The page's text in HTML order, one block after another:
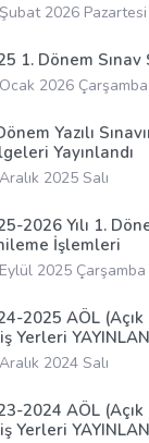
2026 Pazartesi
1. Dönem Sınav
2026 Çarşamba
Yazılı
Yayınlandı
2025 Salı
2026 Yılı 1.
İşlemleri
2025 Çarşamba
2025 AÖL (Açık
Yerleri
2024 Salı
2024 AÖL (Açık
Yerleri